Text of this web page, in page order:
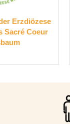
Suchthilfe